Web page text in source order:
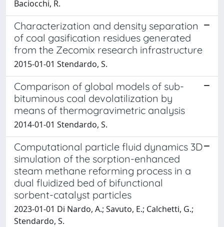
Baciocchi, R.
Characterization and density separation
of coal gasification residues generated
from the Zecomix research infrastructure
2015-01-01 Stendardo, S.
Comparison of global models of sub-
bituminous coal devolatilization by
means of thermogravimetric analysis
2014-01-01 Stendardo, S.
Computational particle fluid dynamics 3D
simulation of the sorption-enhanced
steam methane reforming process in a
dual fluidized bed of bifunctional
sorbent-catalyst particles
2023-01-01 Di Nardo, A.; Savuto, E.; Calchetti, G.;
Stendardo, S.